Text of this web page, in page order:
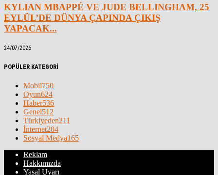
KYLIAN MBAPPÉ VE JUDE BELLINGHAM, 25
EYLÜL’DE DÜNYA ÇAPINDA ÇIKIŞ
YAPACAK...
24/07/2026
POPÜLER KATEGORİ
Mobil750
Oyun624
Haber536
Genel512
Türkiyeden211
İnternet204
Sosyal Medya165
Reklam
Hakkımızda
Yasal Uyarı